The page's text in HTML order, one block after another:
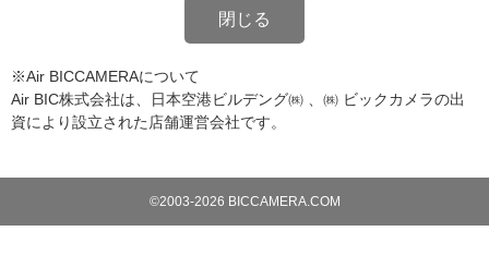
閉じる
※Air BICCAMERAについて
Air BIC株式会社は、日本空港ビルデング㈱ 、㈱ ビックカメラの出
資により設立された店舗運営会社です。
©2003-2026 BICCAMERA.COM